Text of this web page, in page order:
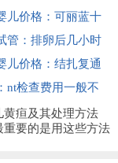
堵塞，这几个检查
？
儿价格：可丽蓝十
看？附使用方法和
管：排卵后几小时
卵期间同房需注意
儿价格：结扎复通
孕,复通手术后一
nt检查费用一般不
医院收费有差异
疸及其处理方法
要的是用这些方法